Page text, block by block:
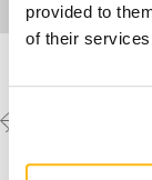
provided to
of their